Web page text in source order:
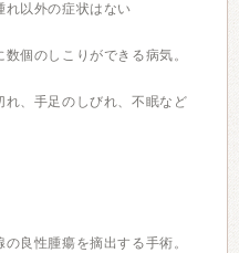
れ以外の症状はない
個のしこりができる病気。
、手足のしびれ、不眠など
良性腫瘍を摘出する手術。